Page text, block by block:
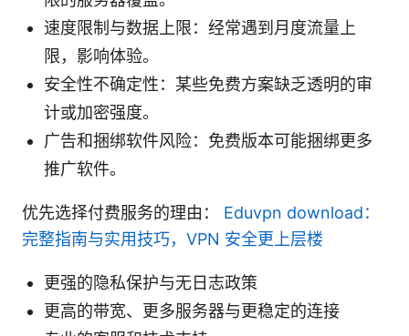
速度限制与数据上限：经常遇到月度流量上
限，影响体验。
安全性不确定性：某些免费方案缺乏透明的审
计或加密强度。
广告和捆绑软件风险：免费版本可能捆绑更多
推广软件。
优先选择付费服务的理由： Eduvpn download：
完整指南与实用技巧，VPN 安全更上层楼
更强的隐私保护与无日志政策
更高的带宽、更多服务器与更稳定的连接